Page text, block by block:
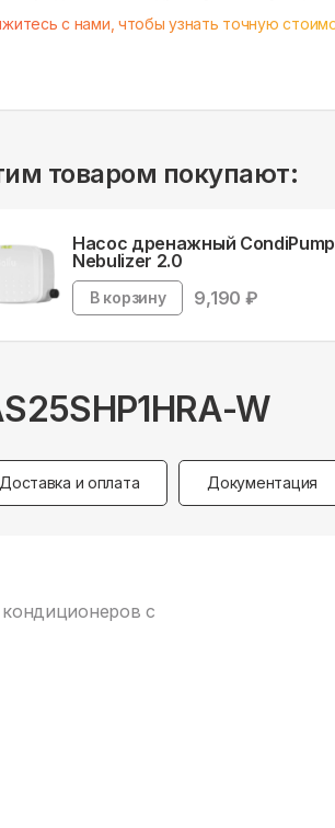
с нами, чтобы узнать точную
товаром покупают:
Насос дренажный CondiPump
Nebulizer 2.0
В корзину 9,190 ₽
W
Доставка и оплата Документация
с